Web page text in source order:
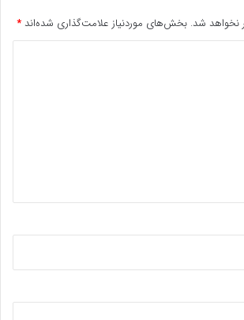
نخواهد شد. بخش‌های موردنیاز علامت‌گذاری شده‌اند *